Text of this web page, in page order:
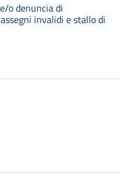
o denuncia di
invalidi e stallo di